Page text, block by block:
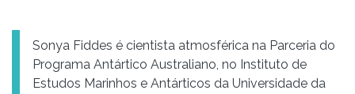
Sonya Fiddes é cientista atmosférica na Parceria do
Programa Antártico Australiano, no Instituto de
Estudos Marinhos e Antárticos da Universidade da